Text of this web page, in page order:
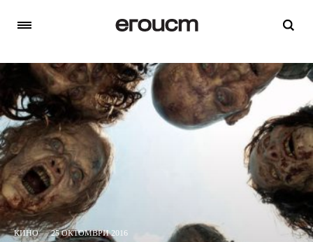
КИНО 25 ОКТОМВРИ 2016